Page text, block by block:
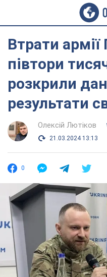
Втрати армії
півтори
розкрили
результати
Олексій Лютіков
21.03.2024 13:13
0